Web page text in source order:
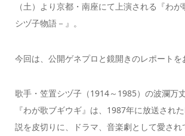
（土）より京都・南座にて上演される『わ
シヅ子物語－』。
今回は、公開ゲネプロと鏡開きのレポートを
歌手・笠置シヅ子（1914～1985）の波瀾万
『わが歌ブギウギ』は、1987年に放送され
説を皮切りに、ドラマ、音楽劇として愛され